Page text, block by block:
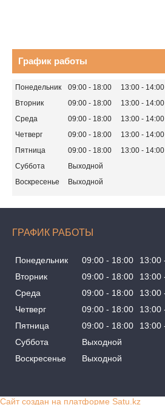
График работы
Понедельник 09:00 18:00 13:00
14:00
Вторник
09:00 18:00 13:00
14:00
Среда
09:00 18:00 13:00
14:00
Четверг
09:00 18:00 13:00
14:00
Пятница
09:00 18:00 13:00
14:00
Суббота
Выходной
Воскресенье
Выходной
ГРАФИК РАБОТЫ
Понедельник 09:00 18:00 13:00
Вторник
09:00 18:00 13:00
Среда
09:00 18:00 13:00
Четверг
09:00 18:00 13:00
Пятница
09:00 18:00 13:00
Суббота
Выходной
Воскресенье
Выходной
Сайт создан на платформе Satu.kz